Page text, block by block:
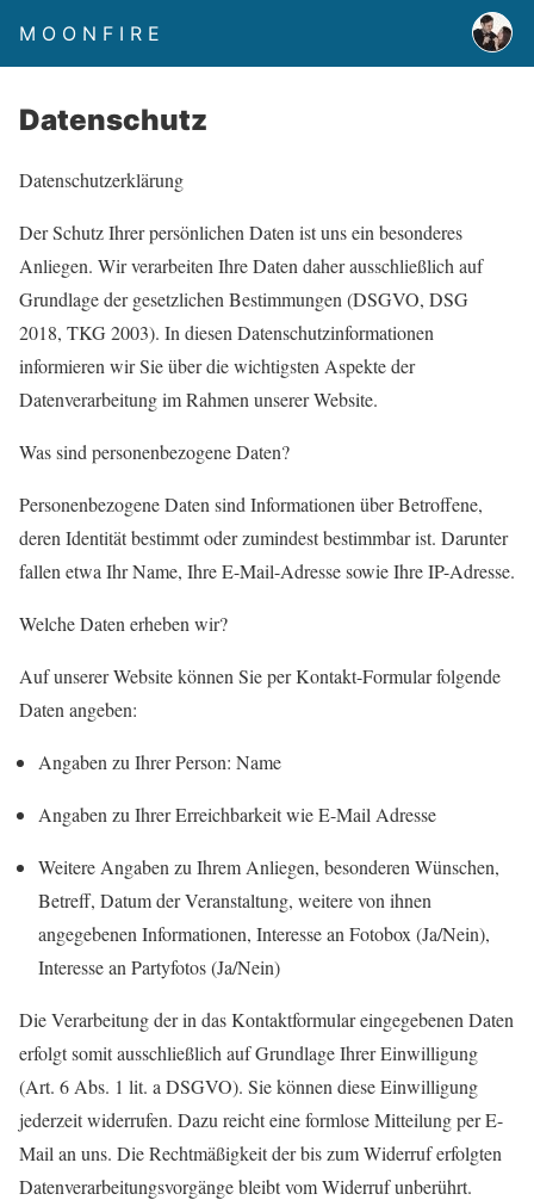
M O O N F I R E
Datenschutz
Datenschutzerklärung
Der Schutz Ihrer persönlichen Daten ist uns ein besonderes
Anliegen. Wir verarbeiten Ihre Daten daher ausschließlich auf
Grundlage der gesetzlichen Bestimmungen (DSGVO, DSG
2018, TKG 2003). In diesen Datenschutzinformationen
informieren wir Sie über die wichtigsten Aspekte der
Datenverarbeitung im Rahmen unserer Website.
Was sind personenbezogene Daten?
Personenbezogene Daten sind Informationen über Betroffene,
deren Identität bestimmt oder zumindest bestimmbar ist. Darunter
fallen etwa Ihr Name, Ihre E-Mail-Adresse sowie Ihre IP-Adresse.
Welche Daten erheben wir?
Auf unserer Website können Sie per Kontakt-Formular folgende
Daten angeben:
Angaben zu Ihrer Person: Name
Angaben zu Ihrer Erreichbarkeit wie E-Mail Adresse
Weitere Angaben zu Ihrem Anliegen, besonderen Wünschen,
Betreff, Datum der Veranstaltung, weitere von ihnen
angegebenen Informationen, Interesse an Fotobox (Ja/Nein),
Interesse an Partyfotos (Ja/Nein)
Die Verarbeitung der in das Kontaktformular eingegebenen Daten
erfolgt somit ausschließlich auf Grundlage Ihrer Einwilligung
(Art. 6 Abs. 1 lit. a DSGVO). Sie können diese Einwilligung
jederzeit widerrufen. Dazu reicht eine formlose Mitteilung per E-
Mail an uns. Die Rechtmäßigkeit der bis zum Widerruf erfolgten
Datenverarbeitungsvorgänge bleibt vom Widerruf unberührt.